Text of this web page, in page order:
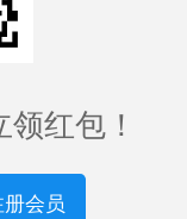
红包！
会员